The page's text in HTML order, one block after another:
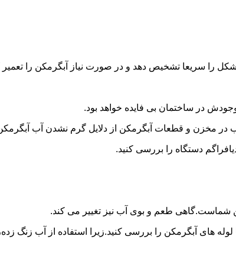
را سریعا تشخیص دهد و در صورت نیاز آبگرمکن را تعمیر
در ساختمان بی فایده خواهد بود.
مخزن و قطعات آبگرمکن از دلایل گرم نشدن آب
دستگاه را بررسی کنید.
شماست.گاهی طعم و بوی آب نیز تغییر می کند.
آبگرمکن را بررسی کنید.زیرا استفاده از آب زنگ